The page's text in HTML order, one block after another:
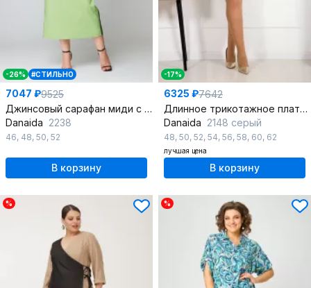
-26% #СТИЛЬНО
7047 ₽9525
Джинсовый сарафан миди с V-образной горловиной и карманами
Danaida 2238
46, 48, 50, 52
В корзину
-17%
6325 ₽7642
Длинное трикотажное платье с клетчатым и однотонным дизайном
Danaida 2148 серый
48, 50, 52, 54, 56, 58, 60, 62
лучшая цена
В корзину
% %